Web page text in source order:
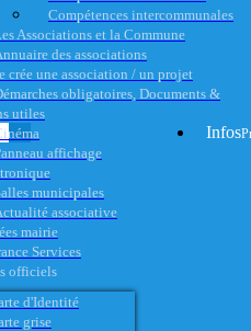
Compétences intercommunales
Associations et la Commune
des associations
crée une association / un projet
obligatoires, Documents &
utiles
affichage
municipales
associative
Infos
mairie
Services
officiels
d'Identité
grise